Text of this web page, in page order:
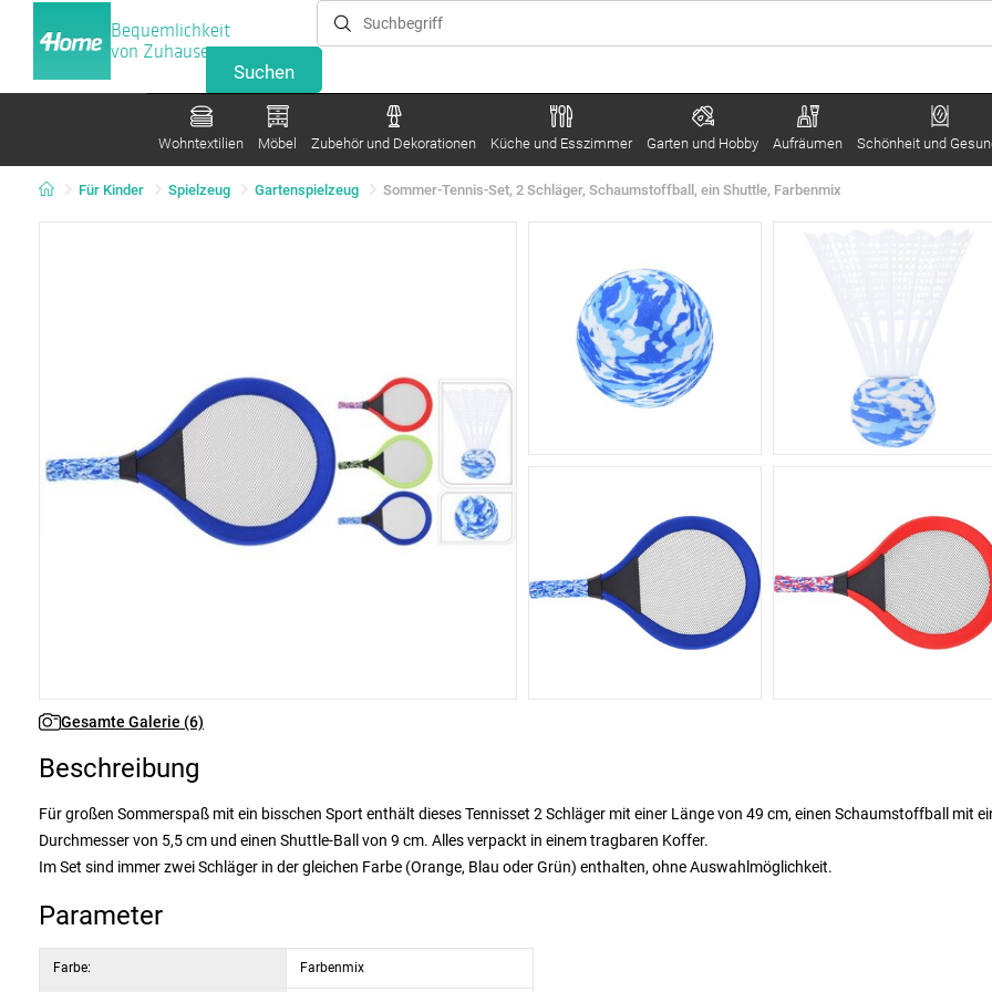
Bequemlichkeit
von Zuhause
Wohntextilien Möbel Zubehör und Dekorationen Küche und Esszimmer Garten und Hobby Aufräumen Schönheit und
Für Kinder Spielzeug Gartenspielzeug Sommer-Tennis-Set, 2 Schläger, Schaumstoffball, ein Shuttle, Farbenmix
Gesamte Galerie (6)
Beschreibung
Für großen Sommerspaß mit ein bisschen Sport enthält dieses Tennisset 2 Schläger mit einer Länge von 49 cm, einen Schaumstoffball mit
Durchmesser von 5,5 cm und einen Shuttle-Ball von 9 cm. Alles verpackt in einem tragbaren Koffer.
Im Set sind immer zwei Schläger in der gleichen Farbe (Orange, Blau oder Grün) enthalten, ohne Auswahlmöglichkeit.
Parameter
Farbe: Farbenmix